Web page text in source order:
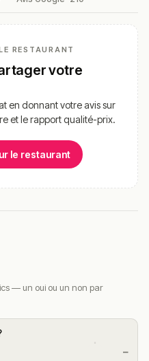
RESTAURANT
votre
en donnant votre avis sur
et le rapport qualité-prix.
le restaurant
— un oui ou un non par
—